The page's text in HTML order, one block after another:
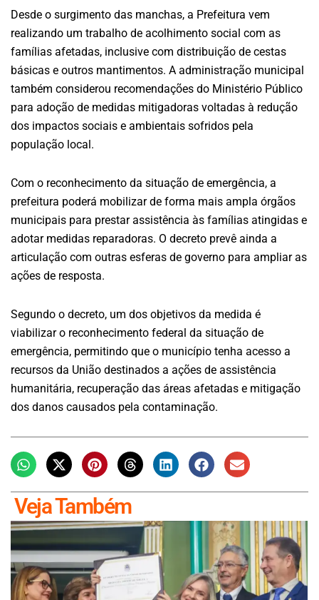
Desde o surgimento das manchas, a Prefeitura vem
realizando um trabalho de acolhimento social com as
famílias afetadas, inclusive com distribuição de cestas
básicas e outros mantimentos. A administração municipal
também considerou recomendações do Ministério Público
para adoção de medidas mitigadoras voltadas à redução
dos impactos sociais e ambientais sofridos pela
população local.
Com o reconhecimento da situação de emergência, a
prefeitura poderá mobilizar de forma mais ampla órgãos
municipais para prestar assistência às famílias atingidas e
adotar medidas reparadoras. O decreto prevê ainda a
articulação com outras esferas de governo para ampliar as
ações de resposta.
Segundo o decreto, um dos objetivos da medida é
viabilizar o reconhecimento federal da situação de
emergência, permitindo que o município tenha acesso a
recursos da União destinados a ações de assistência
humanitária, recuperação das áreas afetadas e mitigação
dos danos causados pela contaminação.
Veja Também